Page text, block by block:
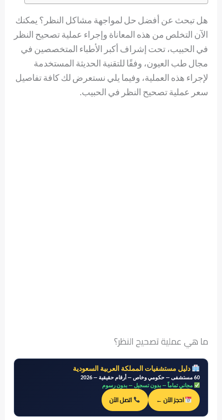
هل تبحث عن أفضل حل لمواجهة مشاكل النظر؟ يمكنك
الآن التخلص من هذه المعاناة وإجراء عملية تصحيح النظر
في الحبيب، تحت إشراف أكبر الأطباء المتخصصين في
مجال طب العيون، وفقًا للتقنية الحديثة المستخدمة
لإجراء هذه العملية، وفيما يلي نستعرض لك كافة تفاصيل
سعر عملية تصحيح النظر في الحبيب.
ما هي عملية تصحيح النظر؟
دليل مستشفيات المملكة العربية السعودية
60 مستشفى — حكومي وخاص — أرقام حقيقية — 2026
مجاني تماماً — بدون تسجيل — بدون رسوم
احجز الآن ← اتصل الآن